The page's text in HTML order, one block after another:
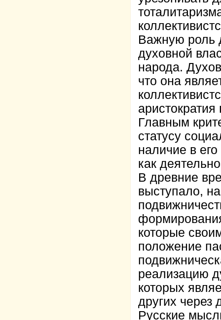
Важную роль
духовной
народа.
что она
Главным
статусу
наличие в
как
В древние
выступало,
которые
положение
реализацию
которых
других через
Русские